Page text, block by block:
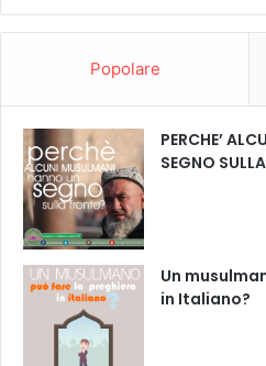
Popolare
PERCHE’
SEGNO
Un
in Italiano?